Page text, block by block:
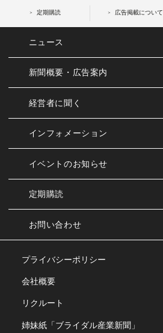
定期購読 広告掲載について
ニュース
新聞概要・広告案内
経営者に聞く
インフォメーション
イベントのお知らせ
定期購読
お問い合わせ
プライバシーポリシー
会社概要
リクルート
姉妹紙「ブライダル産業新聞」